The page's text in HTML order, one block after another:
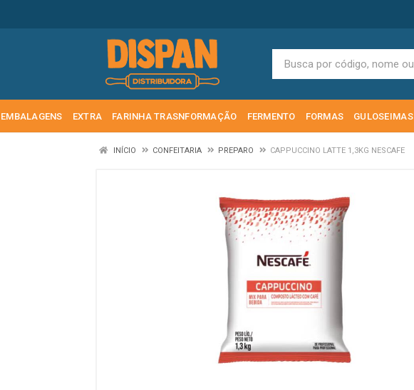
EMBALAGENS EXTRA FARINHA TRASNFORMAÇÃO FERMENTO FORMAS GULOSEIMAS
INÍCIO CONFEITARIA PREPARO CAPPUCCINO LATTE 1,3KG NESCAFE